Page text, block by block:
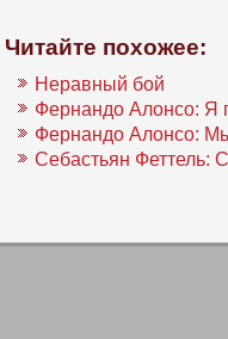
Читайте похожее:
Неравный бой
Фернандо Алонсо: Я
Фернандо Алонсо:
Себастьян Феттель: